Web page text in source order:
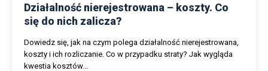
Działalność nierejestrowana – koszty. Co
się do nich zalicza?
Dowiedz się, jak na czym polega działalność nierejestrowana,
koszty i ich rozliczanie. Co w przypadku straty? Jak wygląda
kwestia kosztów...